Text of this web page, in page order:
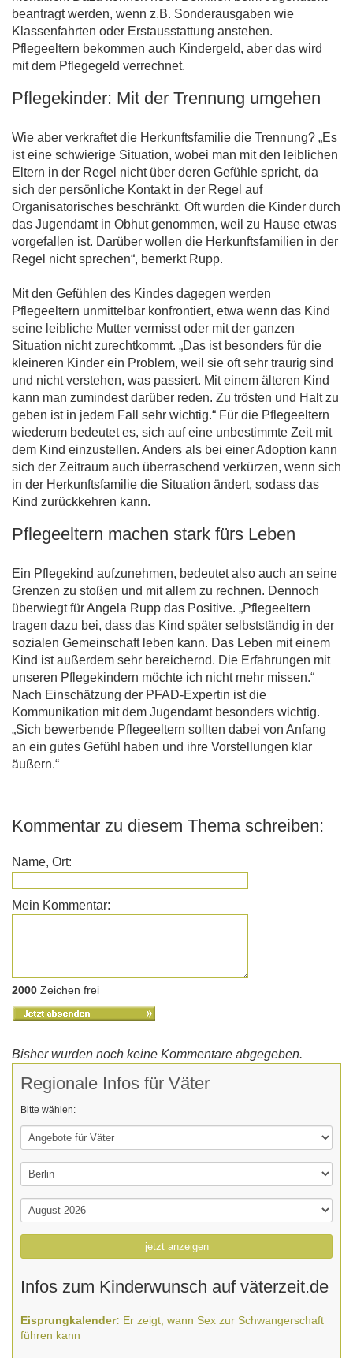
beantragt werden, wenn z.B. Sonderausgaben wie
Klassenfahrten oder Erstausstattung anstehen.
Pflegeeltern bekommen auch Kindergeld, aber das wird
mit dem Pflegegeld verrechnet.
Pflegekinder: Mit der Trennung umgehen
Wie aber verkraftet die Herkunftsfamilie die Trennung? „Es
ist eine schwierige Situation, wobei man mit den leiblichen
Eltern in der Regel nicht über deren Gefühle spricht, da
sich der persönliche Kontakt in der Regel auf
Organisatorisches beschränkt. Oft wurden die Kinder durch
das Jugendamt in Obhut genommen, weil zu Hause etwas
vorgefallen ist. Darüber wollen die Herkunftsfamilien in der
Regel nicht sprechen“, bemerkt Rupp.
Mit den Gefühlen des Kindes dagegen werden
Pflegeeltern unmittelbar konfrontiert, etwa wenn das Kind
seine leibliche Mutter vermisst oder mit der ganzen
Situation nicht zurechtkommt. „Das ist besonders für die
kleineren Kinder ein Problem, weil sie oft sehr traurig sind
und nicht verstehen, was passiert. Mit einem älteren Kind
kann man zumindest darüber reden. Zu trösten und Halt zu
geben ist in jedem Fall sehr wichtig.“ Für die Pflegeeltern
wiederum bedeutet es, sich auf eine unbestimmte Zeit mit
dem Kind einzustellen. Anders als bei einer Adoption kann
sich der Zeitraum auch überraschend verkürzen, wenn sich
in der Herkunftsfamilie die Situation ändert, sodass das
Kind zurückkehren kann.
Pflegeeltern machen stark fürs Leben
Ein Pflegekind aufzunehmen, bedeutet also auch an seine
Grenzen zu stoßen und mit allem zu rechnen. Dennoch
überwiegt für Angela Rupp das Positive. „Pflegeeltern
tragen dazu bei, dass das Kind später selbstständig in der
sozialen Gemeinschaft leben kann. Das Leben mit einem
Kind ist außerdem sehr bereichernd. Die Erfahrungen mit
unseren Pflegekindern möchte ich nicht mehr missen.“
Nach Einschätzung der PFAD-Expertin ist die
Kommunikation mit dem Jugendamt besonders wichtig.
„Sich bewerbende Pflegeeltern sollten dabei von Anfang
an ein gutes Gefühl haben und ihre Vorstellungen klar
äußern.“
Kommentar zu diesem Thema schreiben:
Name, Ort:
Mein Kommentar:
2000 Zeichen frei
Bisher wurden noch keine Kommentare abgegeben.
Regionale Infos für Väter
Bitte wählen:
jetzt anzeigen
Infos zum Kinderwunsch auf väterzeit.de
Eisprungkalender: Er zeigt, wann Sex zur Schwangerschaft
führen kann